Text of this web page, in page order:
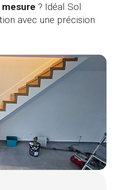
? Idéal Sol
avec une précision